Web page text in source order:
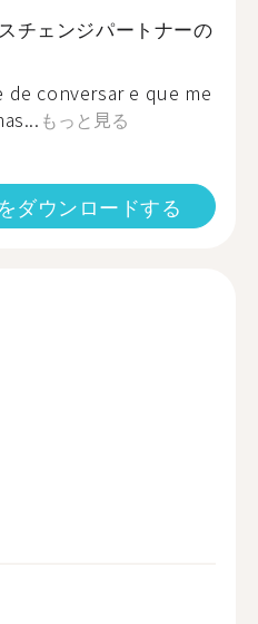
チェンジパートナーの
de conversar e que me
もっと見る
ダウンロードする